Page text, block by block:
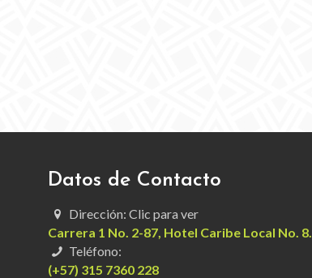
Datos de Contacto
Dirección: Clic para ver
Carrera 1 No. 2-87, Hotel Caribe Local No. 8.
Teléfono:
(+57) 315 7360 228